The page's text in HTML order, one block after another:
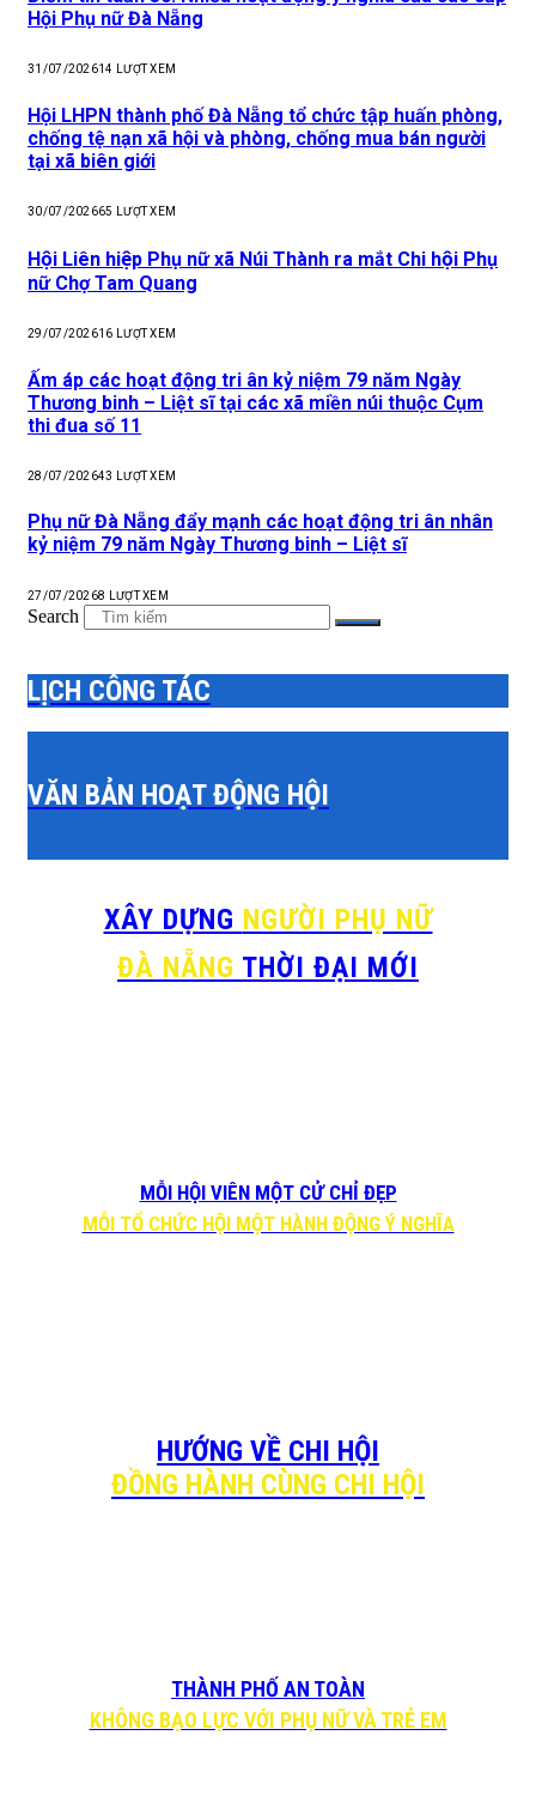
Hội Phụ nữ Đà Nẵng
31/07/202614 LƯỢT XEM
Hội LHPN thành phố Đà Nẵng tổ chức tập huấn phòng,
chống tệ nạn xã hội và phòng, chống mua bán người
tại xã biên giới
30/07/202665 LƯỢT XEM
Hội Liên hiệp Phụ nữ xã Núi Thành ra mắt Chi hội Phụ
nữ Chợ Tam Quang
29/07/202616 LƯỢT XEM
Ấm áp các hoạt động tri ân kỷ niệm 79 năm Ngày
Thương binh – Liệt sĩ tại các xã miền núi thuộc Cụm
thi đua số 11
28/07/202643 LƯỢT XEM
Phụ nữ Đà Nẵng đẩy mạnh các hoạt động tri ân nhân
kỷ niệm 79 năm Ngày Thương binh – Liệt sĩ
27/07/20268 LƯỢT XEM
Search
LỊCH CÔNG TÁC
VĂN BẢN HOẠT ĐỘNG HỘI
XÂY DỰNG NGƯỜI PHỤ NỮ
ĐÀ NẴNG THỜI ĐẠI MỚI
MỖI HỘI VIÊN MỘT CỬ CHỈ ĐẸP
MỖI TỔ CHỨC HỘI MỘT HÀNH ĐỘNG Ý NGHĨA
HƯỚNG VỀ CHI HỘI
ĐỒNG HÀNH CÙNG CHI HỘI
THÀNH PHỐ AN TOÀN
KHÔNG BẠO LỰC VỚI PHỤ NỮ VÀ TRẺ EM